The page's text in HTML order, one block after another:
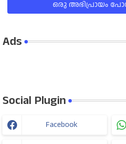
ഒരു അഭിപ്രായം
Ads
Social Plugin
Facebook